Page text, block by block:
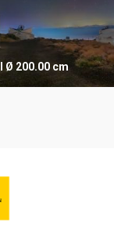
Ø 200.00 cm